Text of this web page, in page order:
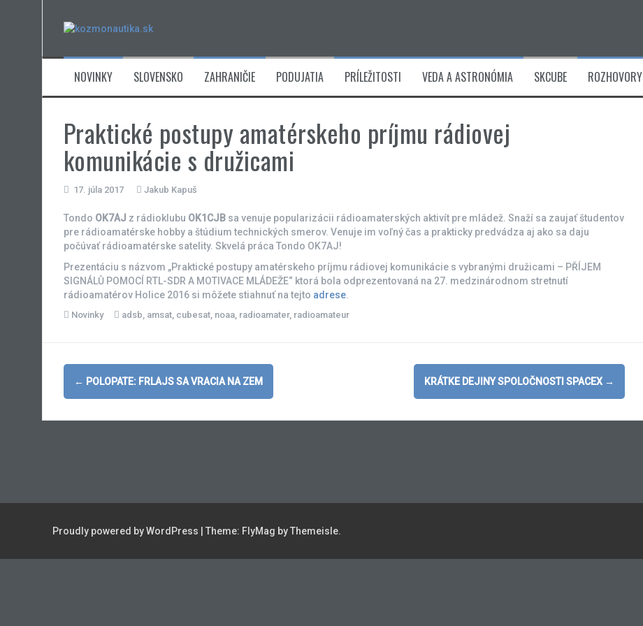
NOVINKY SLOVENSKO ZAHRANIČIE PODUJATIA PRÍLEŽITOSTI VEDA A ASTRONÓMIA SKCUBE ROZHOVORY
Praktické postupy amatérskeho príjmu rádiovej
komunikácie s družicami
17. júla 2017 Jakub Kapuš
Tondo OK7AJ z rádioklubu OK1CJBsa venuje popularizácii rádioamaterských aktivít pre mládež. Snaží sa zaujať študentov
pre rádioamatérske hobby a štúdium technických smerov. Venuje im voľný čas a prakticky predvádza aj ako sa daju
počúvať rádioamatérske satelity. Skvelá práca Tondo OK7AJ!
Prezentáciu s názvom „Praktické postupy amatérskeho príjmu rádiovej komunikácie s vybranými družicami – PŘÍJEM
SIGNÁLŮ POMOCÍ RTL-SDR A MOTIVACE MLÁDEŽE“ ktorá bola odprezentovaná na 27. medzinárodnom stretnutí
rádioamatérov Holice 2016 si môžete stiahnuť na tejto adrese.
Novinky adsb, amsat, cubesat, noaa, radioamater, radioamateur
Post
navigation
← POLOPATE: FRLAJS SA VRACIA NA ZEM KRÁTKE DEJINY SPOLOČNOSTI SPACEX →
Proudly powered by WordPress Theme: FlyMag by Themeisle.